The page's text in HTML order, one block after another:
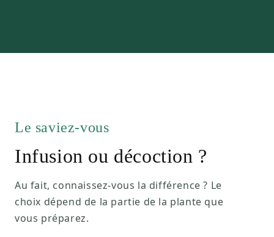
Le saviez-vous
Infusion ou décoction ?
Au fait, connaissez-vous la différence ? Le
choix dépend de la partie de la plante que
vous préparez.